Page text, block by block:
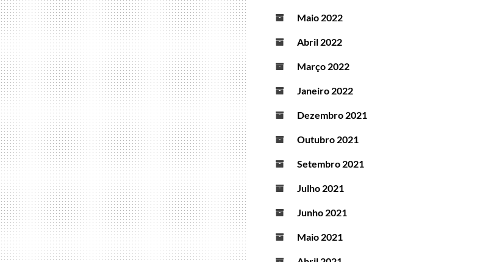
Maio 2022
Abril 2022
Março 2022
Janeiro 2022
Dezembro 2021
Outubro 2021
Setembro 2021
Julho 2021
Junho 2021
Maio 2021